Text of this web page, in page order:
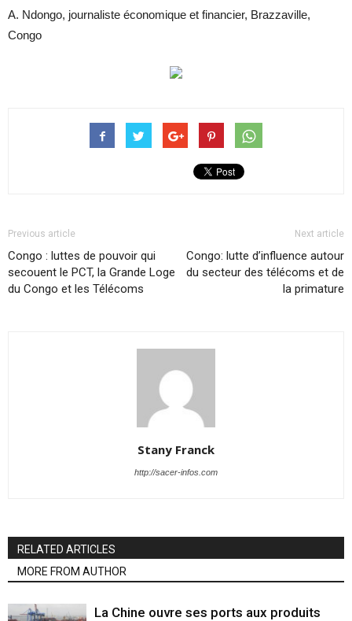
A. Ndongo, journaliste économique et financier, Brazzaville,
Congo
Previous article
Congo : luttes de pouvoir qui
secouent le PCT, la Grande Loge
du Congo et les Télécoms
Next article
Congo: lutte d’influence autour
du secteur des télécoms et de
la primature
Stany Franck
http://sacer-infos.com
RELATED ARTICLES
MORE FROM AUTHOR
La Chine ouvre ses ports aux produits